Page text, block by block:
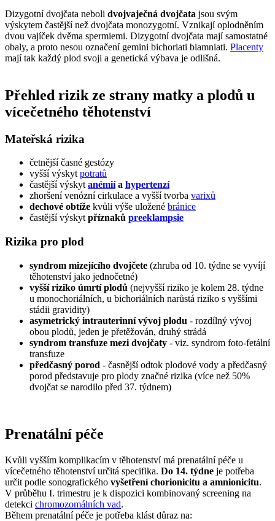
Dizygotní dvojčata neboli dvojvaječná dvojčata jsou svým
výskytem častější než dvojčata monozygotní. Vznikají oplodněním
dvou vajíček dvěma spermiemi. Dizygotní dvojčata mají samostatné
obaly, a proto nesou označení gemini bichoriati biamniati. Placenty
mají tak každý plod svoji a genetická výbava je odlišná.
Přehled rizik ze strany matky a plodů u
vícečetného těhotenství
Mateřská rizika
četnější časné gestózy
vyšší výskytpotratů
častější výskytanémiía hypertenzí
zhoršení venózní cirkulace a vyšší tvorba varixů
dechové obtíže kvůli výše uložené bránice
častější výskytpříznaků preeklampsie
Rizika pro plod
syndrom mizejícího dvojčete (zhruba od 10. týdne se vyvíjí
těhotenství jako jednočetné)
vyšší riziko úmrtí plodů (nejvyšší riziko je kolem 28. týdne
u monochoriálních, u bichoriálních narůstá riziko s vyššími
stádii gravidity)
asymetrický intrauterinní vývoj plodu - rozdílný vývoj
obou plodů, jeden je přetěžován, druhý strádá
syndrom transfuze mezi dvojčaty - viz. syndrom foto-fetální
transfuze
předčasný porod - časnější odtok plodové vody a předčasný
porod představuje pro plody značné rizika (více než 50%
dvojčat se narodilo před 37. týdnem)
Prenatální péče
Kvůli vyšším komplikacím v těhotenství má prenatální péče u
vícečetného těhotenství určitá specifika. Do 14. týdne je potřeba
určit podle sonografického vyšetření chorionicitu a amnionicitu.
V průběhu I. trimestru je k dispozici kombinovaný screening na
detekci chromozomálních vad.
Během prenatální péče je potřeba klást důraz na: